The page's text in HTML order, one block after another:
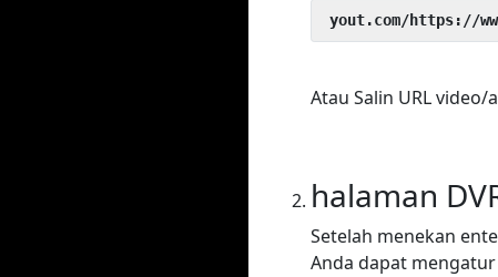
yout.com/https://
Atau Salin URL
halaman
Setelah menekan
Anda dapat